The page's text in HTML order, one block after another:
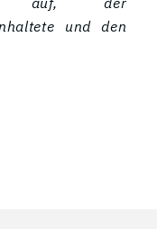
auf, der
und den